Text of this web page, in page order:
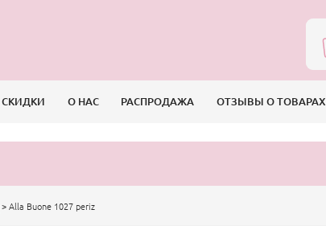
СКИДКИ О НАС РАСПРОДАЖА ОТЗЫВЫ О ТОВАРАХ
> Alla Buone 1027 periz